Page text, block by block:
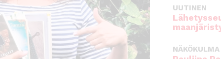
UUTINEN
NÄKÖKULMA